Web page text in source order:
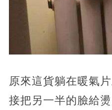
原來這貨躺在暖氣
接把另一半的臉給